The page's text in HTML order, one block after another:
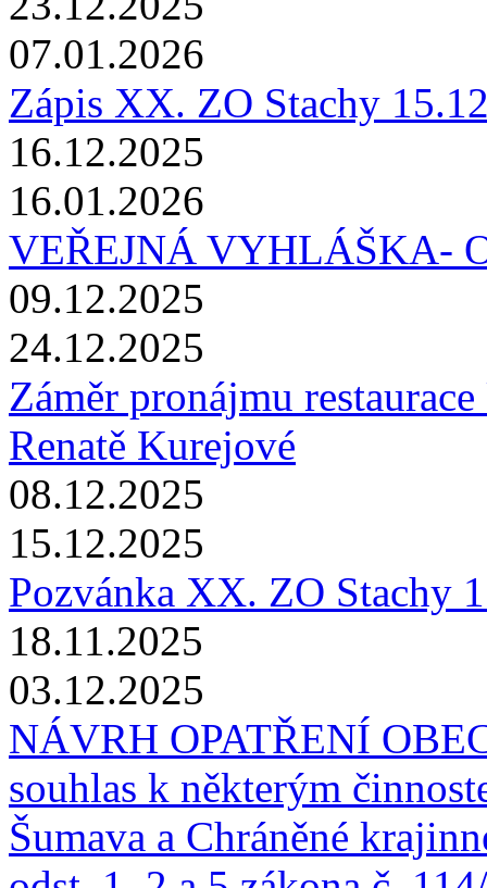
07.01.2026
Zápis XX. ZO Stachy
16.12.2025
16.01.2026
VEŘEJNÁ VYHLÁŠKA-
09.12.2025
24.12.2025
Záměr pronájmu
Renatě Kurejové
08.12.2025
15.12.2025
Pozvánka XX. ZO Stachy
18.11.2025
03.12.2025
NÁVRH OPATŘENÍ
souhlas k některým
Šumava a Chráněné